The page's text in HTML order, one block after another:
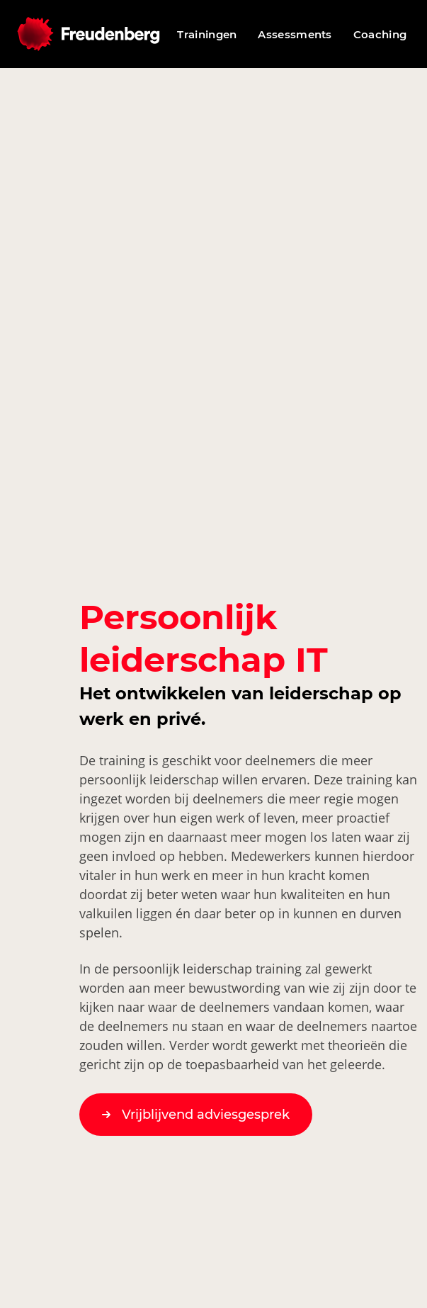
Trainingen Assessments Coaching
Persoonlijk
leiderschap IT
Het ontwikkelen van leiderschap op
werk en privé.
De training is geschikt voor deelnemers die meer
persoonlijk leiderschap willen ervaren. Deze training kan
ingezet worden bij deelnemers die meer regie mogen
krijgen over hun eigen werk of leven, meer proactief
mogen zijn en daarnaast meer mogen los laten waar zij
geen invloed op hebben. Medewerkers kunnen hierdoor
vitaler in hun werk en meer in hun kracht komen
doordat zij beter weten waar hun kwaliteiten en hun
valkuilen liggen én daar beter op in kunnen en durven
spelen.
In de persoonlijk leiderschap training zal gewerkt
worden aan meer bewustwording van wie zij zijn door te
kijken naar waar de deelnemers vandaan komen, waar
de deelnemers nu staan en waar de deelnemers naartoe
zouden willen. Verder wordt gewerkt met theorieën die
gericht zijn op de toepasbaarheid van het geleerde.
Vrijblijvend adviesgesprek